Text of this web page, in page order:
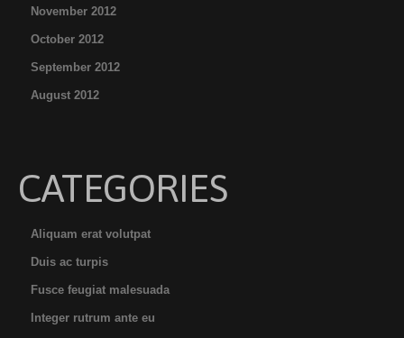
November 2012
October 2012
September 2012
August 2012
CATEGORIES
Aliquam erat volutpat
Duis ac turpis
Fusce feugiat malesuada
Integer rutrum ante eu